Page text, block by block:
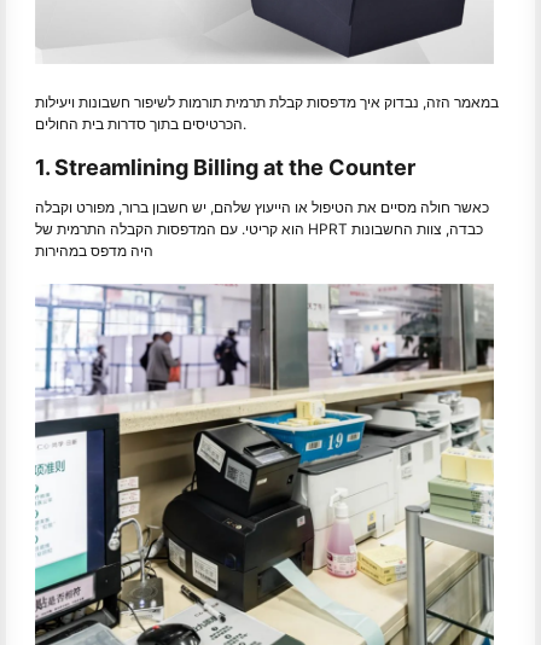
במאמר הזה, נבדוק איך מדפסות קבלת תרמית תורמות לשיפור חשבונות ויעילות
הכרטיסים בתוך סדרות בית החולים.
1. Streamlining Billing at the Counter
כאשר חולה מסיים את הטיפול או הייעוץ שלהם, יש חשבון ברור, מפורט וקבלה
הוא קריטי. עם המדפסות הקבלה התרמית של HPRT כבדה, צוות החשבונות
היה מדפס במהירות